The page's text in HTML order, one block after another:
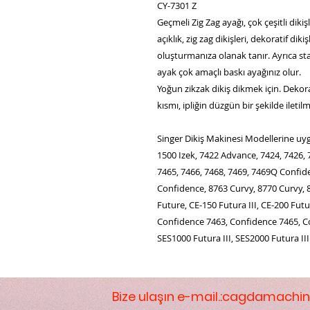
CY-7301 Z
Geçmeli Zig Zag ayağı, çok çeşitli
açıklık, zig zag dikişleri, dekoratif
oluşturmanıza olanak tanır. Ayrıca
ayak çok amaçlı baskı ayağınız olur.
Yoğun zikzak dikiş dikmek için.
kısmı, ipliğin düzgün bir şekilde
Singer Dikiş Makinesi Modellerine
1500 Izek, 7422 Advance, 7424,
7465, 7466, 7468, 7469, 7469Q
Confidence, 8763 Curvy, 8770 Curvy,
Future, CE-150 Futura III, CE-200
Confidence 7463, Confidence 7465,
SES1000 Futura III, SES2000 Futura III
Bize ulaşın e-mail.: